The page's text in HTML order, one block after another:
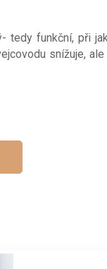
tedy funkční, při
snížuje,